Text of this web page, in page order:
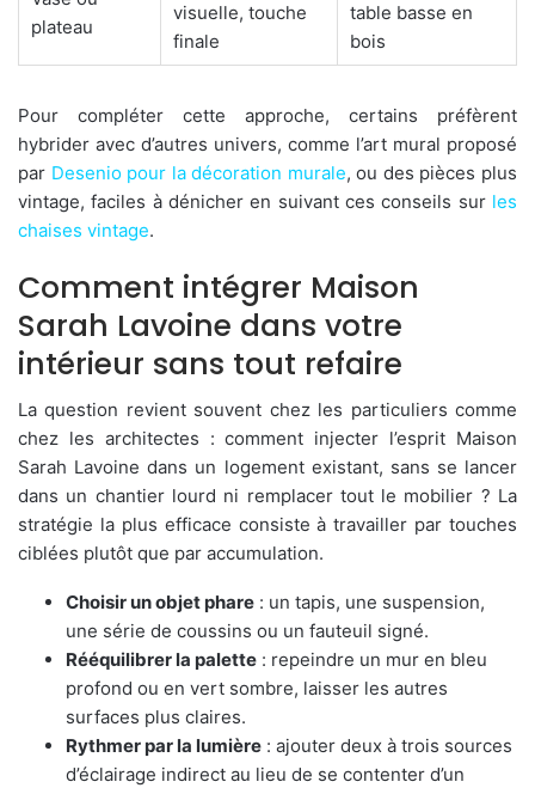
plateau
visuelle, touche
finale
table basse en
bois
Pour compléter cette approche, certains préfèrent
hybrider avec d’autres univers, comme l’art mural proposé
par Desenio pour la décoration murale, ou des pièces plus
vintage, faciles à dénicher en suivant ces conseils sur les
chaises vintage.
Comment intégrer Maison
Sarah Lavoine dans votre
intérieur sans tout refaire
La question revient souvent chez les particuliers comme
chez les architectes : comment injecter l’esprit Maison
Sarah Lavoine dans un logement existant, sans se lancer
dans un chantier lourd ni remplacer tout le mobilier ? La
stratégie la plus efficace consiste à travailler par touches
ciblées plutôt que par accumulation.
Choisir un objet phare : un tapis, une suspension,
une série de coussins ou un fauteuil signé.
Rééquilibrer la palette : repeindre un mur en bleu
profond ou en vert sombre, laisser les autres
surfaces plus claires.
Rythmer par la lumière : ajouter deux à trois sources
d’éclairage indirect au lieu de se contenter d’un